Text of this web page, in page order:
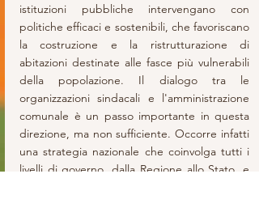
istituzioni pubbliche intervengano con
politiche efficaci e sostenibili, che favoriscano
la costruzione e la ristrutturazione di
abitazioni destinate alle fasce più vulnerabili
della popolazione. Il dialogo tra le
organizzazioni sindacali e l'amministrazione
comunale è un passo importante in questa
direzione, ma non sufficiente. Occorre infatti
una strategia nazionale che coinvolga tutti i
livelli di governo, dalla Regione allo Stato, e